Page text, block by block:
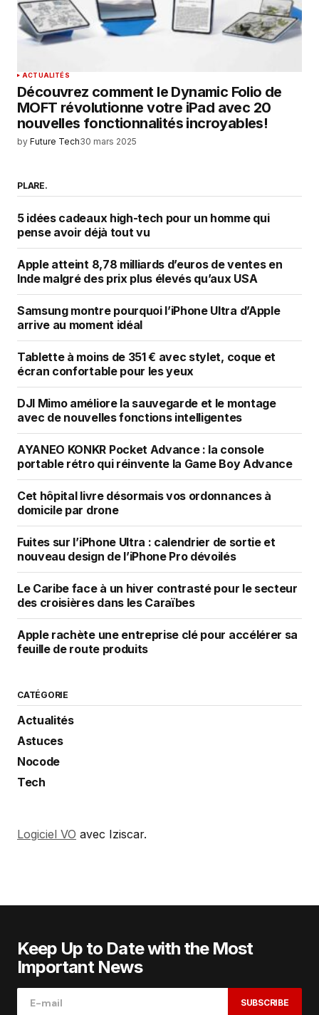
ACTUALITÉS
Découvrez comment le Dynamic Folio de
MOFT révolutionne votre iPad avec 20
nouvelles fonctionnalités incroyables!
by Future Tech30 mars 2025
PLARE.
5 idées cadeaux high-tech pour un homme qui
pense avoir déjà tout vu
Apple atteint 8,78 milliards d’euros de ventes en
Inde malgré des prix plus élevés qu’aux USA
Samsung montre pourquoi l’iPhone Ultra d’Apple
arrive au moment idéal
Tablette à moins de 351 € avec stylet, coque et
écran confortable pour les yeux
DJI Mimo améliore la sauvegarde et le montage
avec de nouvelles fonctions intelligentes
AYANEO KONKR Pocket Advance : la console
portable rétro qui réinvente la Game Boy Advance
Cet hôpital livre désormais vos ordonnances à
domicile par drone
Fuites sur l’iPhone Ultra : calendrier de sortie et
nouveau design de l’iPhone Pro dévoilés
Le Caribe face à un hiver contrasté pour le secteur
des croisières dans les Caraïbes
Apple rachète une entreprise clé pour accélérer sa
feuille de route produits
CATÉGORIE
Actualités
Astuces
Nocode
Tech
Logiciel VO avec Iziscar.
Keep Up to Date with the Most
Important News
SUBSCRIBE